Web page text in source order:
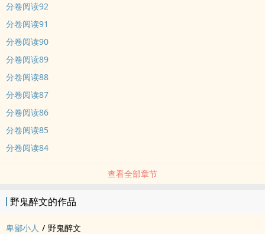
部分章节有删减
关注作家微博@野鬼醉文，有包裹掉落。
内容标签： 情有独钟 阴差阳错 仙侠修真 异想天开
分卷阅读92
分卷阅读91
分卷阅读90
分卷阅读89
分卷阅读88
分卷阅读87
分卷阅读86
分卷阅读85
分卷阅读84
查看全部章节
野鬼醉文的作品
卑鄙小人 / 野鬼醉文